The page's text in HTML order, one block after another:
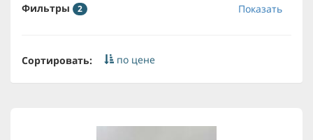
Фильтры 2 Показать
Сортировать: по цене